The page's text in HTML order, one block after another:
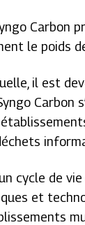
Carbon
le poids
il est
Carbon
cycle de
et